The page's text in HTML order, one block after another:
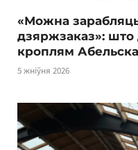
«Можна
дзяржзаказ»:
кроплям
5 жніўня 2026